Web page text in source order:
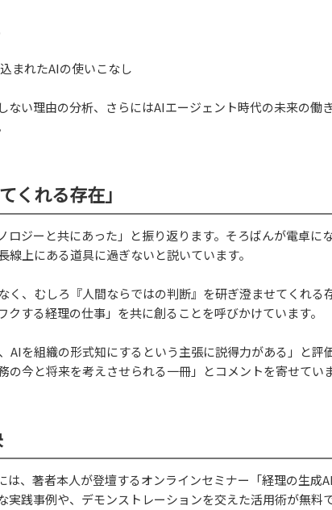
まれたAIの使いこなし
い理由の分析、さらにはAIエージェント時代の未来の働
くれる存在」
ジーと共にあった」と振り返ります。そろばんが電卓に
上にある道具に過ぎないと説いています。
、むしろ『人間ならではの判断』を研ぎ澄ませてくれる
する経理の仕事」を共に創ることを呼びかけています。
を組織の形式知にするという主張に説得力がある」と評
今と将来を考えさせられる一冊」とコメントを寄せていま
、著者本人が登壇するオンラインセミナー「経理の生成
践事例や、デモンストレーションを交えた活用術が無料